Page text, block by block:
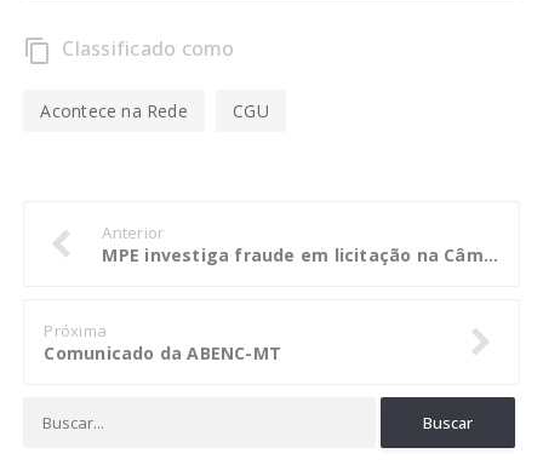
content_copy Classificado como
Acontece na Rede CGU
Anterior
MPE investiga fraude em licitação na Câmara de VG
Próxima
Comunicado da ABENC-MT